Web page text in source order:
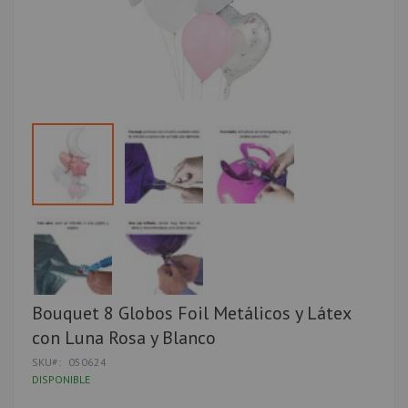
Saltar
al
comienzo
la
galería
Bouquet 8 Globos Foil Metálicos y Látex
con Luna Rosa y Blanco
SKU
050624
DISPONIBLE